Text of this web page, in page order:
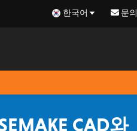
한국어 문의
CAD와